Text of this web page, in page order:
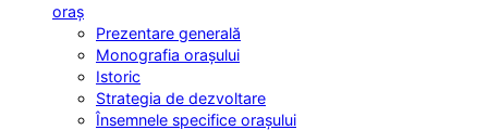
oraș
Prezentare generală
Monografia orașului
Istoric
Strategia de dezvoltare
Însemnele specifice orașului